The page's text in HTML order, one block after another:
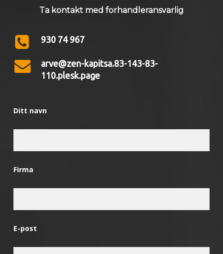
Ta kontakt med forhandleransvarlig
930 74 967
arve@zen-kapitsa.83-143-83-
110.plesk.page
Ditt navn
Firma
E-post